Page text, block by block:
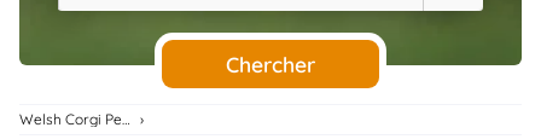
Étalons
Chiens
Chercher
Welsh Corgi Pembroke